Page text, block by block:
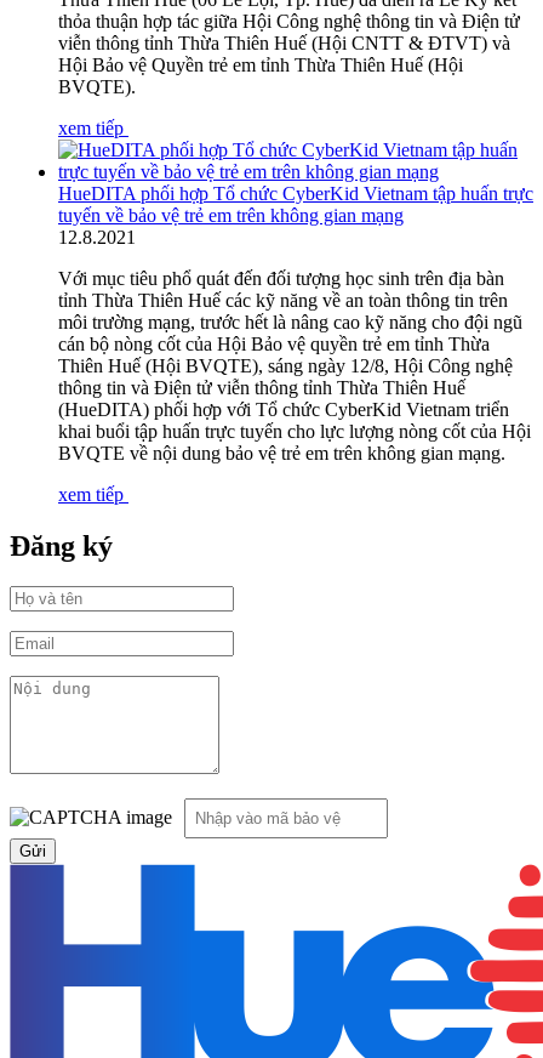
thỏa thuận hợp tác giữa Hội Công nghệ thông tin và Điện tử
viễn thông tỉnh Thừa Thiên Huế (Hội CNTT & ĐTVT) và
Hội Bảo vệ Quyền trẻ em tỉnh Thừa Thiên Huế (Hội
BVQTE).
xem tiếp
HueDITA phối hợp Tổ chức CyberKid Vietnam tập huấn trực
tuyến về bảo vệ trẻ em trên không gian mạng
12.8.2021
Với mục tiêu phổ quát đến đối tượng học sinh trên địa bàn
tỉnh Thừa Thiên Huế các kỹ năng về an toàn thông tin trên
môi trường mạng, trước hết là nâng cao kỹ năng cho đội ngũ
cán bộ nòng cốt của Hội Bảo vệ quyền trẻ em tỉnh Thừa
Thiên Huế (Hội BVQTE), sáng ngày 12/8, Hội Công nghệ
thông tin và Điện tử viễn thông tỉnh Thừa Thiên Huế
(HueDITA) phối hợp với Tổ chức CyberKid Vietnam triển
khai buổi tập huấn trực tuyến cho lực lượng nòng cốt của Hội
BVQTE về nội dung bảo vệ trẻ em trên không gian mạng.
xem tiếp
Đăng ký